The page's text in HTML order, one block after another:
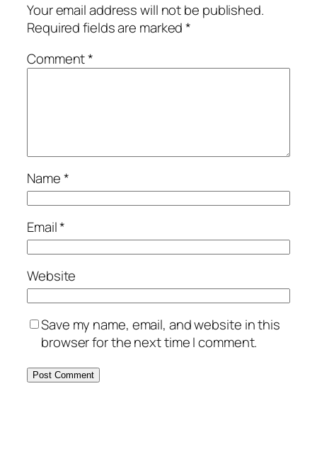
Your email address will not be published.
Required fields are marked*
Comment*
Name*
Email*
Website
Save my name, email, and website in this
browser for the next time I comment.